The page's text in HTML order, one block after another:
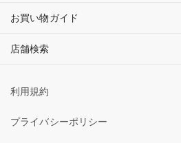
お買い物ガイド
店舗検索
利用規約
プライバシーポリシー